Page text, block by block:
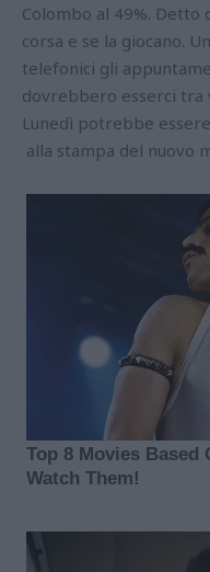
Colombo al 49%. Detto
corsa e se la giocano.
telefonici gli
dovrebbero esserci tra
Lunedì potrebbe
alla stampa del nuovo